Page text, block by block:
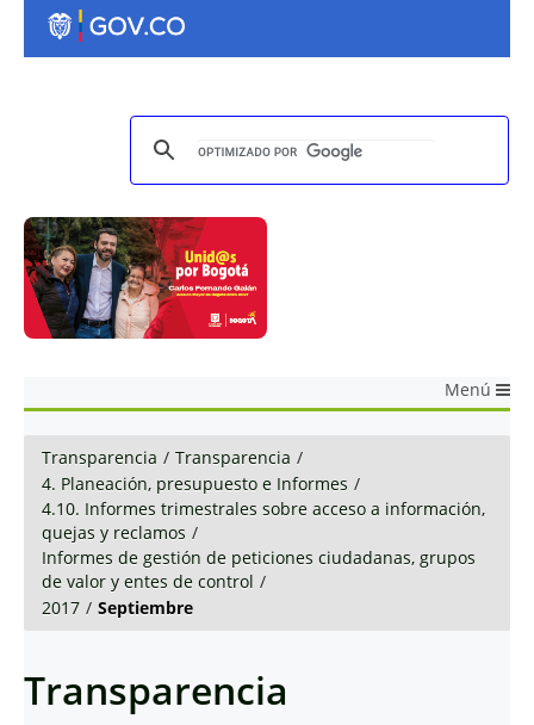
Menú
Transparencia / Transparencia /
4. Planeación, presupuesto e Informes /
4.10. Informes trimestrales sobre acceso a información,
quejas y reclamos /
Informes de gestión de peticiones ciudadanas, grupos
de valor y entes de control /
2017 / Septiembre
Transparencia